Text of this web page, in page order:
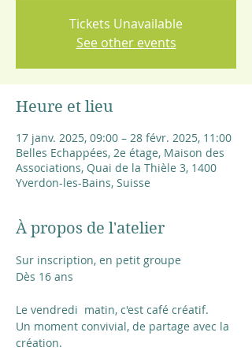
Tickets Unavailable
See other events
Heure et lieu
17 janv. 2025, 09:00 – 28 févr. 2025, 11:00
Belles Echappées, 2e étage, Maison des
Associations, Quai de la Thièle 3, 1400
Yverdon-les-Bains, Suisse
À propos de l'atelier
Sur inscription, en petit groupe
Dès 16 ans
Le vendredi  matin, c'est café créatif.
Un moment convivial, de partage avec la
création.